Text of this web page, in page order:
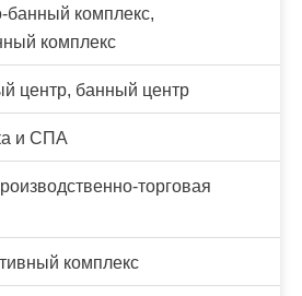
банный комплекс,
комплекс
центр, банный центр
и СПА
торговая
комплекс